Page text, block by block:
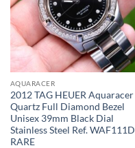
AQUARACER
2012 TAG HEUER Aquaracer
Quartz Full Diamond Bezel
Unisex 39mm Black Dial
Stainless Steel Ref. WAF111D
RARE